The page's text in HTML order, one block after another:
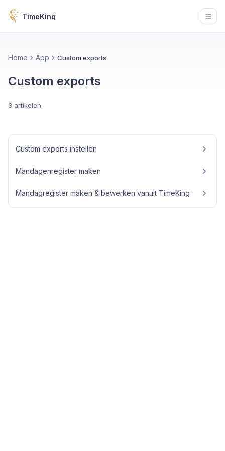
TimeKing
Home App Custom exports
Custom exports
3 artikelen
Custom exports instellen
Mandagenregister maken
Mandagregister maken & bewerken vanuit TimeKing